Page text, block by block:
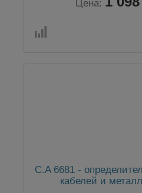
Цена:
C.A 6681 -
кабелей и